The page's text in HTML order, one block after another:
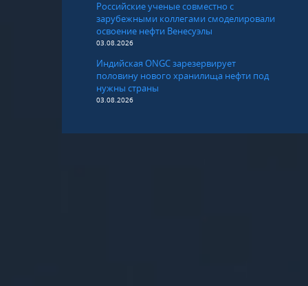
Российские ученые совместно с
зарубежными коллегами смоделировали
освоение нефти Венесуэлы
03.08.2026
Индийская ONGC зарезервирует
половину нового хранилища нефти под
нужны страны
03.08.2026